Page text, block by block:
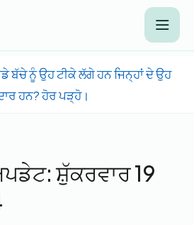
ਬੱਚੇ ਨੂੰ ਉਹ ਟੀਕੇ ਲੱਗੇ ਹਨ ਜਿਨ੍ਹਾਂ ਦੇ ਉਹ
ਹਨ? ਹੋਰ ਪੜ੍ਹੋ।
ਸ਼ੁੱਕਰਵਾਰ 19